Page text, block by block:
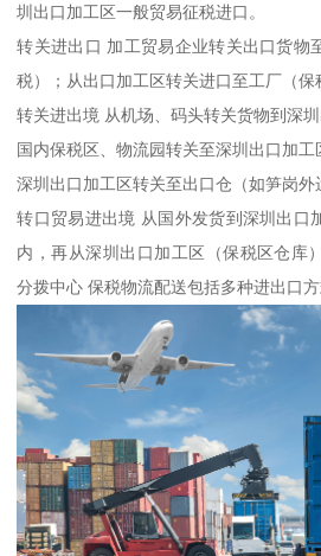
圳出口加工区一般贸易征税进口。
转关进出口 加工贸易企业转关出口货物
税）；从出口加工区转关进口至工厂（保
转关进出境 从机场、码头转关货物到深圳
国内保税区、物流园转关至深圳出口加工
深圳出口加工区转关至出口仓（如笋岗外
转口贸易进出境 从国外发货到深圳出口
内，再从深圳出口加工区（保税区仓库
分拨中心 保税物流配送包括多种进出口方